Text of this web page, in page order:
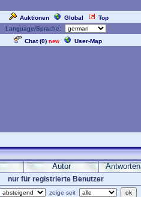
Auktionen Global Top
Language/Sprache:
Chat (0) new User-Map
Autor Antworten
nur für registrierte Benutzer
zeige seit